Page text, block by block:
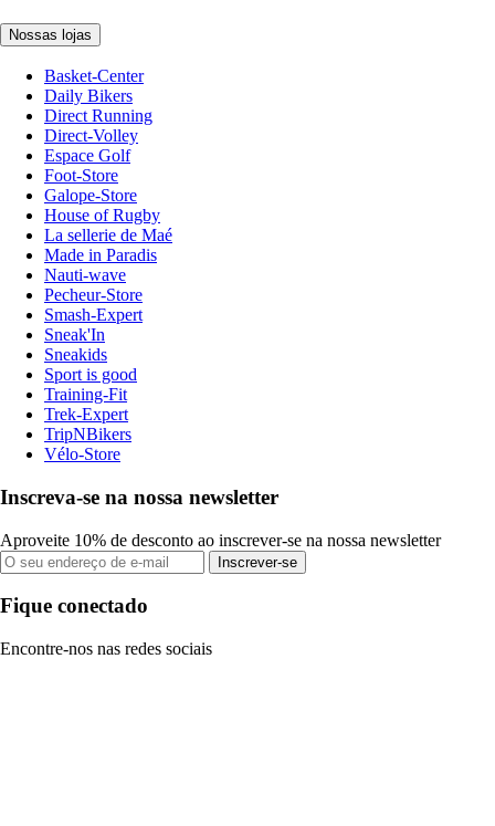
Nossas lojas
Basket-Center
Daily Bikers
Direct Running
Direct-Volley
Espace Golf
Foot-Store
Galope-Store
House of Rugby
La sellerie de Maé
Made in Paradis
Nauti-wave
Pecheur-Store
Smash-Expert
Sneak'In
Sneakids
Sport is good
Training-Fit
Trek-Expert
TripNBikers
Vélo-Store
Inscreva-se na nossa newsletter
Aproveite 10% de desconto ao inscrever-se na nossa newsletter
Inscrever-se
Fique conectado
Encontre-nos nas redes sociais